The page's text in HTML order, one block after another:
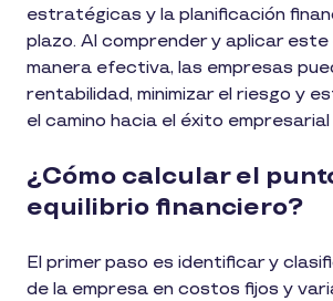
estratégicas y la planificación
plazo. Al comprender y aplicar
manera efectiva, las empresas
rentabilidad, minimizar el riesgo y
el camino hacia el éxito
¿Cómo calcular el
equilibrio financiero?
El primer paso es identificar y
de la empresa en costos fijos y